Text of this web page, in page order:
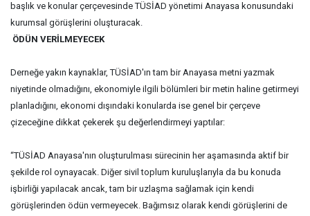
başlık ve konular çerçevesinde TÜSİAD yönetimi Anayasa konusundaki
kurumsal görüşlerini oluşturacak.
ÖDÜN VERİLMEYECEK
Derneğe yakın kaynaklar, TÜSİAD'ın tam bir Anayasa metni yazmak
niyetinde olmadığını, ekonomiyle ilgili bölümleri bir metin haline getirmeyi
planladığını, ekonomi dışındaki konularda ise genel bir çerçeve
çizeceğine dikkat çekerek şu değerlendirmeyi yaptılar:
“TÜSİAD Anayasa'nın oluşturulması sürecinin her aşamasında aktif bir
şekilde rol oynayacak. Diğer sivil toplum kuruluşlarıyla da bu konuda
işbirliği yapılacak ancak, tam bir uzlaşma sağlamak için kendi
görüşlerinden ödün vermeyecek. Bağımsız olarak kendi görüşlerini de